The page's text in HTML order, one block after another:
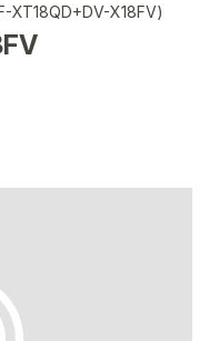
XT18QD+DV-X18FV)